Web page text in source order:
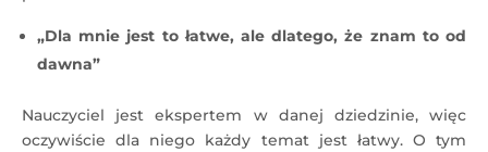
„Dla mnie jest to łatwe, ale dlatego, że znam to od
dawna”
Nauczyciel jest ekspertem w danej dziedzinie, więc
oczywiście dla niego każdy temat jest łatwy. O tym